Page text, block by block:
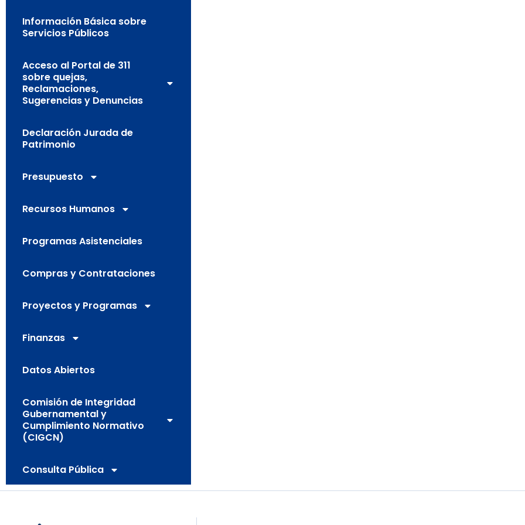
Información Básica sobre
Servicios Públicos
Acceso al Portal de 311
sobre quejas,
Reclamaciones,
Sugerencias y Denuncias
Declaración Jurada de
Patrimonio
Presupuesto
Recursos Humanos
Programas Asistenciales
Compras y Contrataciones
Proyectos y Programas
Finanzas
Datos Abiertos
Comisión de Integridad
Gubernamental y
Cumplimiento Normativo
(CIGCN)
Consulta Pública